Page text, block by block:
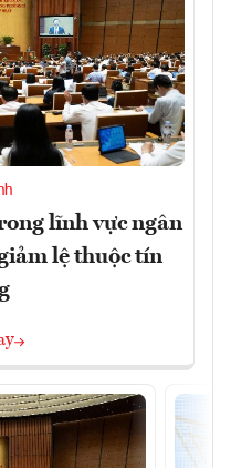
lĩnh vực ngân
lệ thuộc tín